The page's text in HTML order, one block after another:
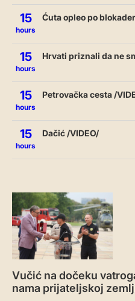
15
hours
Ćuta opleo po
15
hours
Hrvati priznali da ne
15
hours
Petrovačka cesta /
15
hours
Dačić /VIDEO/
Vučić na dočeku
nama prijateljskoj